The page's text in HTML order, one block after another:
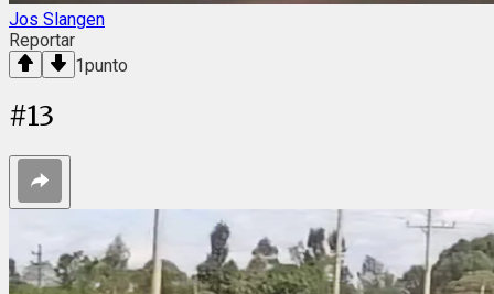
Jos Slangen
Reportar
1punto
#13